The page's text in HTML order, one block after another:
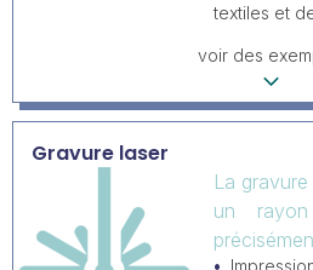
textiles et
voir des
Gravure laser
La
un